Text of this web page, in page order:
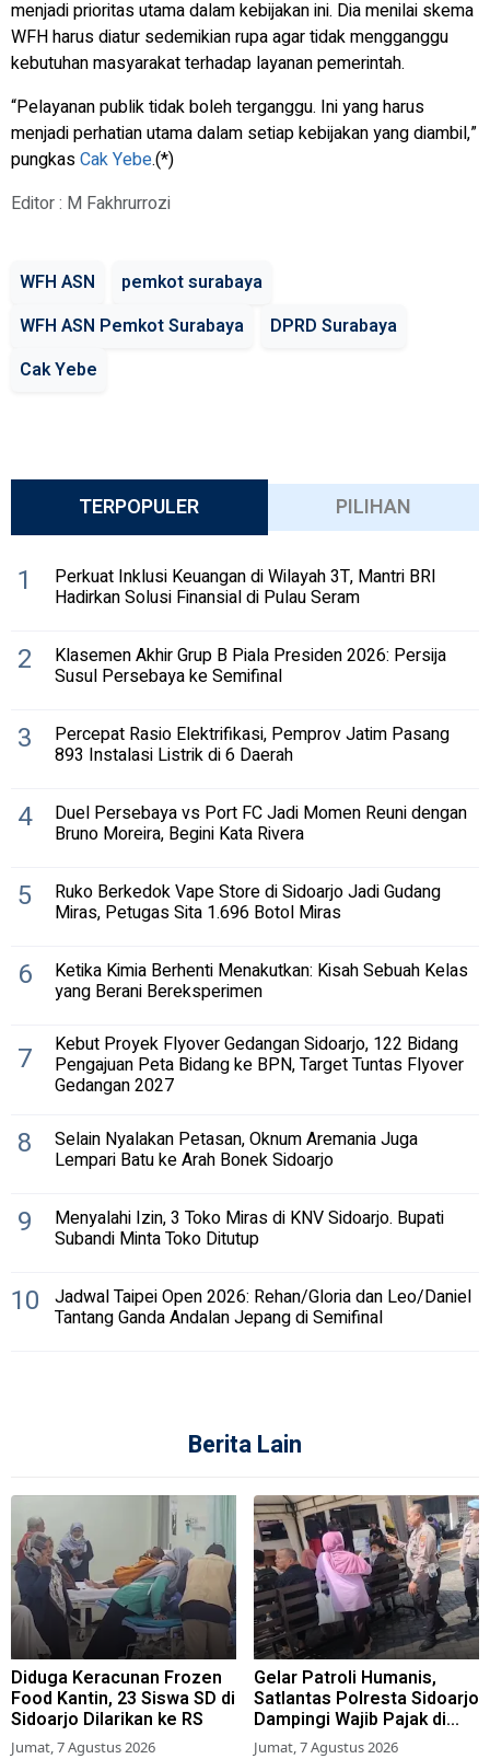
menjadi prioritas utama dalam kebijakan ini. Dia menilai skema
WFH harus diatur sedemikian rupa agar tidak mengganggu
kebutuhan masyarakat terhadap layanan pemerintah.
“Pelayanan publik tidak boleh terganggu. Ini yang harus
menjadi perhatian utama dalam setiap kebijakan yang diambil,”
pungkasCak Yebe.(*)
Editor : M Fakhrurrozi
WFH ASN
pemkot surabaya
WFH ASN Pemkot Surabaya
DPRD Surabaya
Cak Yebe
TERPOPULER PILIHAN
1 Perkuat Inklusi Keuangan di Wilayah 3T, Mantri BRI
Hadirkan Solusi Finansial di Pulau Seram
2 Klasemen Akhir Grup B Piala Presiden 2026: Persija
Susul Persebaya ke Semifinal
3 Percepat Rasio Elektrifikasi, Pemprov Jatim Pasang
893 Instalasi Listrik di 6 Daerah
4 Duel Persebaya vs Port FC Jadi Momen Reuni dengan
Bruno Moreira, Begini Kata Rivera
5 Ruko Berkedok Vape Store di Sidoarjo Jadi Gudang
Miras, Petugas Sita 1.696 Botol Miras
6 Ketika Kimia Berhenti Menakutkan: Kisah Sebuah Kelas
yang Berani Bereksperimen
7 Kebut Proyek Flyover Gedangan Sidoarjo, 122 Bidang
Pengajuan Peta Bidang ke BPN, Target Tuntas Flyover
Gedangan 2027
8 Selain Nyalakan Petasan, Oknum Aremania Juga
Lempari Batu ke Arah Bonek Sidoarjo
9 Menyalahi Izin, 3 Toko Miras di KNV Sidoarjo. Bupati
Subandi Minta Toko Ditutup
10 Jadwal Taipei Open 2026: Rehan/Gloria dan Leo/Daniel
Tantang Ganda Andalan Jepang di Semifinal
Berita Lain
Diduga Keracunan Frozen
Food Kantin, 23 Siswa SD di
Sidoarjo Dilarikan ke RS
Jumat, 7 Agustus 2026
Gelar Patroli Humanis,
Satlantas Polresta Sidoarjo
Dampingi Wajib Pajak di
Samsat
Jumat, 7 Agustus 2026